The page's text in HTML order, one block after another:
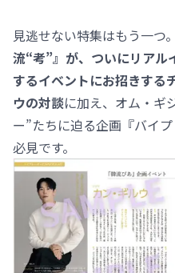
見逃せない特集はもう一つ。
流“考”』が、ついにリア
するイベントにお招きする
ウの対談に加え、オム・ギ
ー”たちに迫る企画『バイ
必見です。